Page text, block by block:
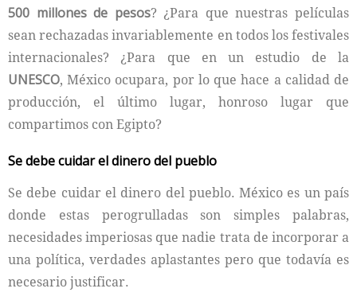
500 millones de pesos? ¿Para que nuestras películas
sean rechazadas invariablemente en todos los festivales
internaciona­les? ¿Para que en un estudio de la
UNESCO, México ocupara, por lo que hace a calidad de
producción, el último lugar, honroso lugar que
compartimos con Egipto?
Se debe cuidar el dinero del pueblo
Se debe cuidar el dinero del pueblo. México es un país
donde estas perogrulladas son simples palabras,
necesidades imperiosas que nadie trata de incorporar a
una política, verdades aplastantes pero que todavía es
necesario justificar.